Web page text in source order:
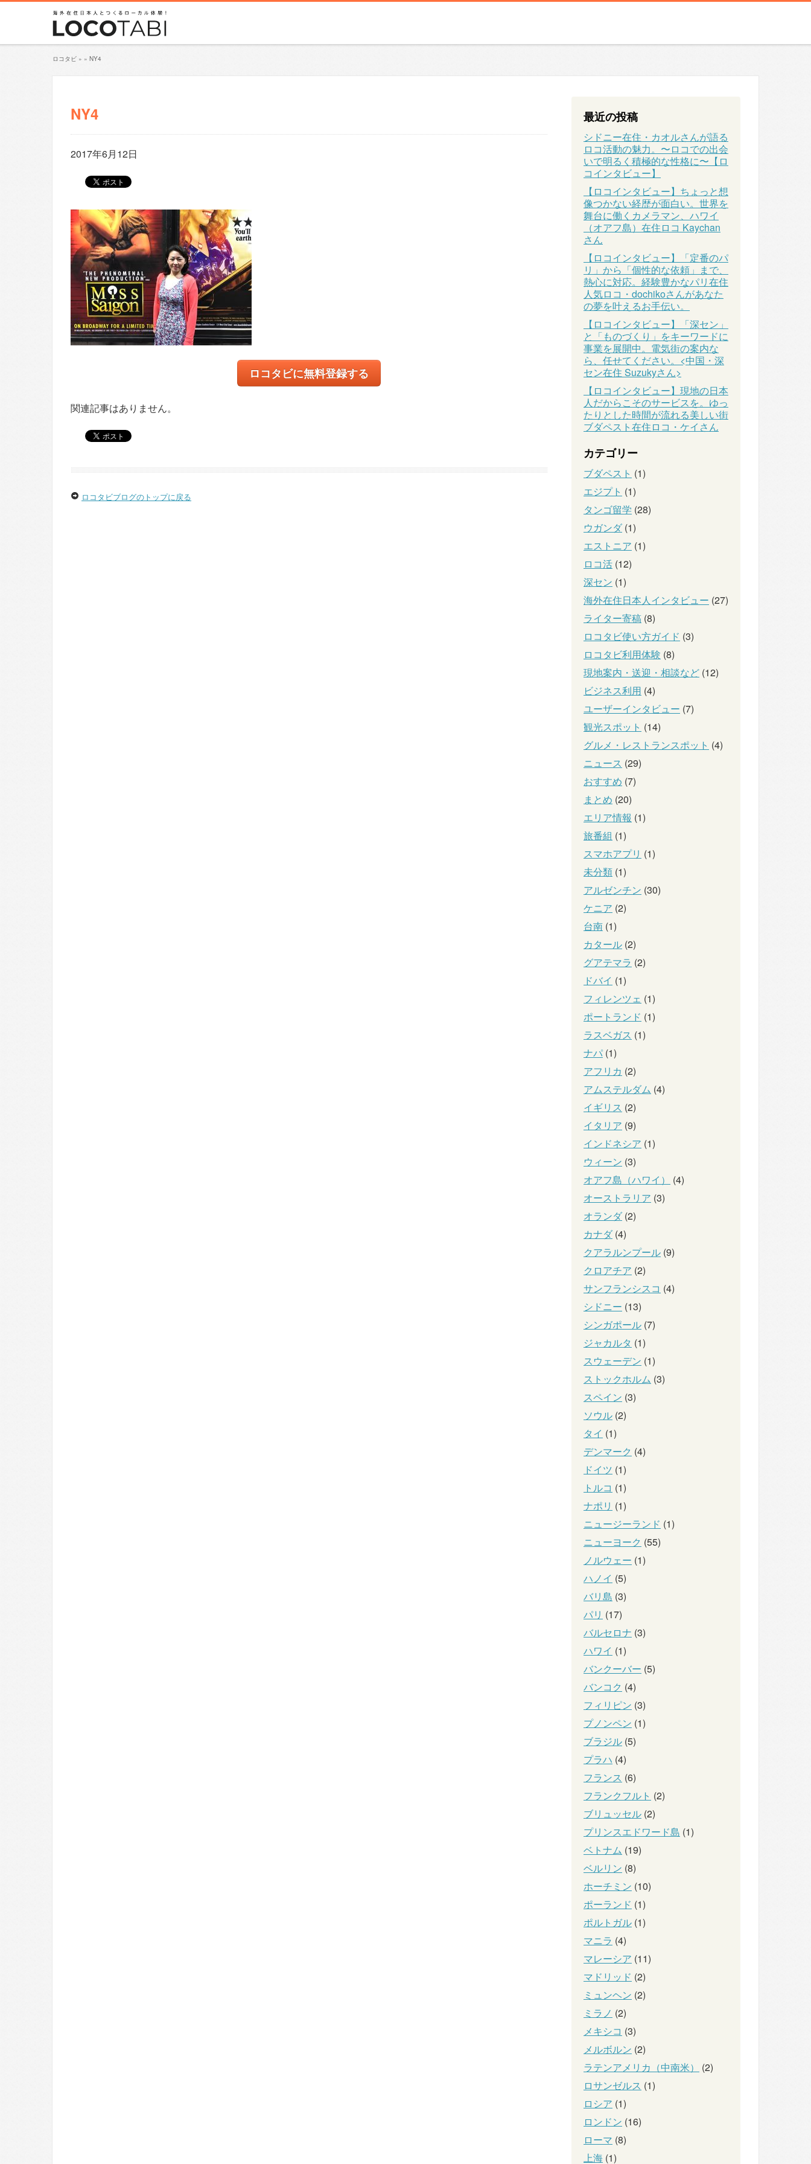
ロコタビ » » NY4
NY4
2017年6月12日
ロコタビに無料登録する
関連記事はありません。
ロコタビブログのトップに戻る
最近の投稿
シドニー在住・カオルさんが語る
ロコ活動の魅力。〜ロコでの出会
いで明るく積極的な性格に〜【ロ
コインタビュー】
【ロコインタビュー】ちょっと想
像つかない経歴が面白い。世界を
舞台に働くカメラマン、ハワイ
（オアフ島）在住ロコ Kaychan
さん
【ロコインタビュー】「定番のパ
リ」から「個性的な依頼」まで、
熱心に対応。経験豊かなパリ在住
人気ロコ・dochikoさんがあなた
の夢を叶えるお手伝い。
【ロコインタビュー】「深セン」
と「ものづくり」をキーワードに
事業を展開中。電気街の案内な
ら、任せてください。<中国・深
セン在住 Suzukyさん>
【ロコインタビュー】現地の日本
人だからこそのサービスを。ゆっ
たりとした時間が流れる美しい街
ブダペスト在住ロコ・ケイさん
カテゴリー
ブダペスト (1)
エジプト (1)
タンゴ留学 (28)
ウガンダ(1)
エストニア (1)
ロコ活 (12)
深セン (1)
海外在住日本人インタビュー (27)
ライター寄稿 (8)
ロコタビ使い方ガイド (3)
ロコタビ利用体験 (8)
現地案内・送迎・相談など (12)
ビジネス利用 (4)
ユーザーインタビュー (7)
観光スポット (14)
グルメ・レストランスポット (4)
ニュース (29)
おすすめ (7)
まとめ (20)
エリア情報 (1)
旅番組 (1)
スマホアプリ (1)
未分類 (1)
アルゼンチン (30)
ケニア (2)
台南 (1)
カタール (2)
グアテマラ (2)
ドバイ (1)
フィレンツェ (1)
ポートランド (1)
ラスベガス (1)
ナパ (1)
アフリカ (2)
アムステルダム (4)
イギリス (2)
イタリア (9)
インドネシア (1)
ウィーン (3)
オアフ島（ハワイ）
(4)
オーストラリア (3)
オランダ(2)
カナダ(4)
クアラルンプール (9)
クロアチア (2)
サンフランシスコ (4)
シドニー (13)
シンガポール (7)
ジャカルタ (1)
スウェーデン (1)
ストックホルム (3)
スペイン (3)
ソウル (2)
タイ (1)
デンマーク (4)
ドイツ (1)
トルコ (1)
ナポリ (1)
ニュージーランド (1)
ニューヨーク (55)
ノルウェー (1)
ハノイ (5)
バリ島 (3)
パリ (17)
バルセロナ (3)
ハワイ (1)
バンクーバー (5)
バンコク (4)
フィリピン (3)
プノンペン (1)
ブラジル (5)
プラハ (4)
フランス (6)
フランクフルト (2)
ブリュッセル (2)
プリンスエドワード島 (1)
ベトナム (19)
ベルリン (8)
ホーチミン (10)
ポーランド (1)
ポルトガル (1)
マニラ (4)
マレーシア (11)
マドリッド (2)
ミュンヘン (2)
ミラノ (2)
メキシコ (3)
メルボルン (2)
ラテンアメリカ（中南米）
(2)
ロサンゼルス (1)
ロシア (1)
ロンドン (16)
ローマ (8)
上海 (1)